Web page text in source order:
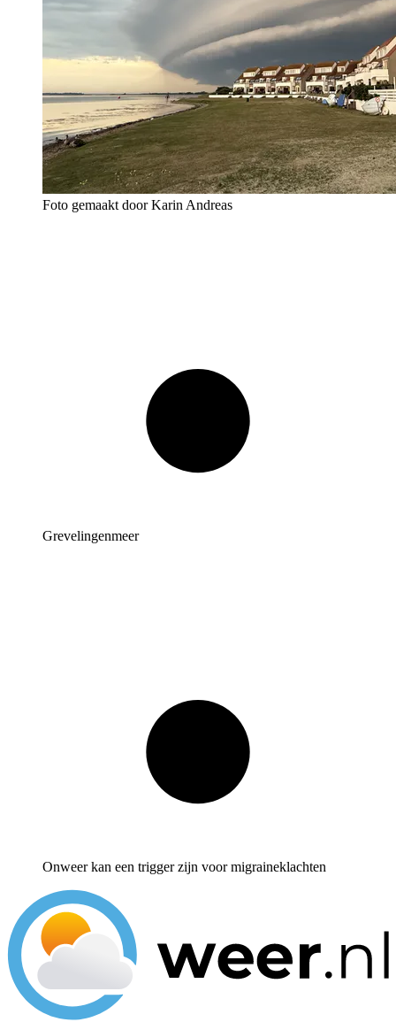
Foto gemaakt door Karin Andreas
Grevelingenmeer
Onweer kan een trigger zijn voor migraineklachten